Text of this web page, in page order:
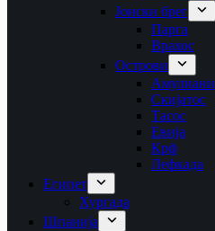
Јонски брег
Парга
Врахос
Острови
Амулиани
Скијатос
Тасос
Евија
Крф
Лефкада
Египет
Хургада
Шпанија